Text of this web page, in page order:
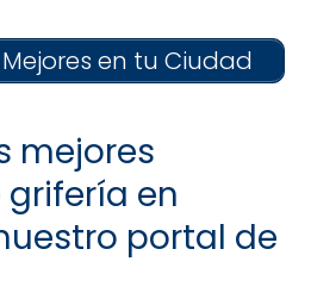
en tu Ciudad
mejores
en
portal de